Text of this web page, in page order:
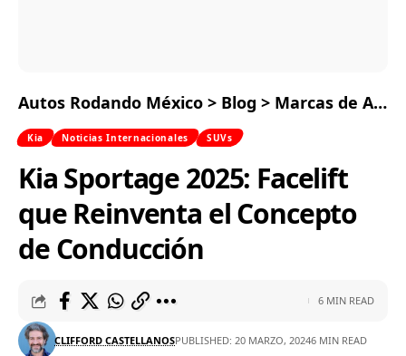
Autos Rodando México > Blog > Marcas de Autos
Kia Noticias Internacionales SUVs
Kia Sportage 2025: Facelift
que Reinventa el Concepto
de Conducción
CLIFFORD CASTELLANOSPUBLISHED: 20 MARZO, 20246 MIN READ
6 MIN READ